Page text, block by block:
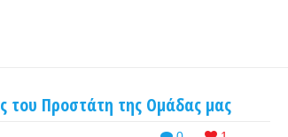
του Προστάτη της Ομάδας μας